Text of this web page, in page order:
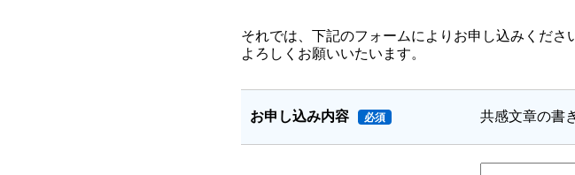
それでは、下記のフォームによりお申し込みくださ
よろしくお願いいたいます。
お申し込み内容 必須 共感文章の書